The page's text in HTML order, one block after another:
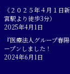
《２０２５年４月１日
宮駅より徒歩3分）
2025年4月1日
『医療法人グループ春
ープンしました！
2024年6月1日